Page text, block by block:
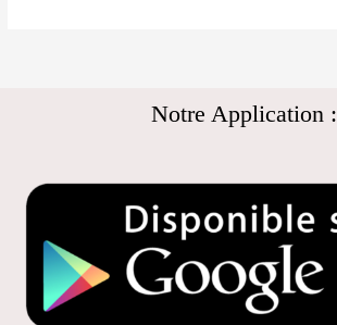
Notre Application :